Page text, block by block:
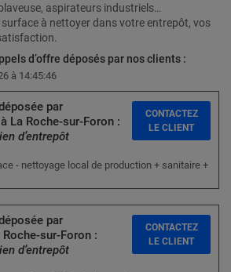
aspirateurs industriels…
surface à nettoyer dans votre entrepôt, vos
d’offre déposés par nos clients :
à 14:45:46
par
La Roche-sur-Foron :
d’entrepôt
- nettoyage local de production + sanitaire +
CONTACTEZ
LE CLIENT
par
sur-Foron :
d’entrepôt
CONTACTEZ
LE CLIENT